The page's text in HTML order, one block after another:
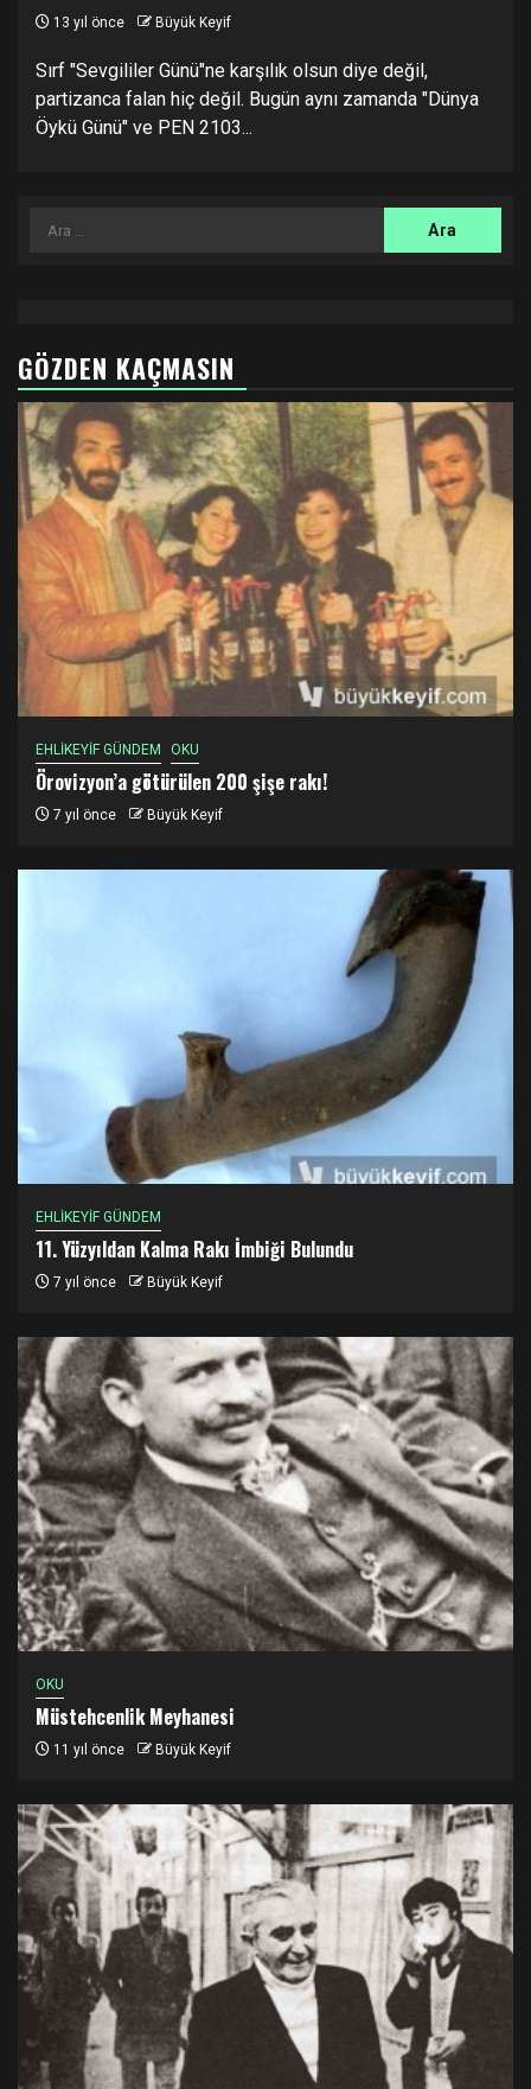
13 yıl önce Büyük Keyif
Sırf "Sevgililer Günü"ne karşılık olsun diye değil,
partizanca falan hiç değil. Bugün aynı zamanda "Dünya
Öykü Günü" ve PEN 2103...
Arama:
GÖZDEN KAÇMASIN
EHLİKEYİF GÜNDEM OKU
Örovizyon’a götürülen 200 şişe rakı!
7 yıl önce Büyük Keyif
EHLİKEYİF GÜNDEM
11. Yüzyıldan Kalma Rakı İmbiği Bulundu
7 yıl önce Büyük Keyif
OKU
Müstehcenlik Meyhanesi
11 yıl önce Büyük Keyif